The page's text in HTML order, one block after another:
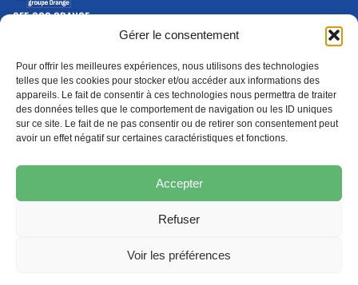
Gérer le consentement
Pour offrir les meilleures expériences, nous utilisons des technologies
telles que les cookies pour stocker et/ou accéder aux informations des
appareils. Le fait de consentir à ces technologies nous permettra de traiter
des données telles que le comportement de navigation ou les ID uniques
sur ce site. Le fait de ne pas consentir ou de retirer son consentement peut
avoir un effet négatif sur certaines caractéristiques et fonctions.
Accepter
Refuser
Voir les préférences
CFE-CGC ORANGE
10-12 rue Saint Amand, 75015 Paris Cedex 15
Nous contacter
01 46 79 28 74
S'ABONNER(NOUVELLE FENÊTRE)
ADHÉRER
Épargne
(nouvelle fenêtre) Formation
(nouvelle fenêtre)
POLITIQUE DE COOKIES